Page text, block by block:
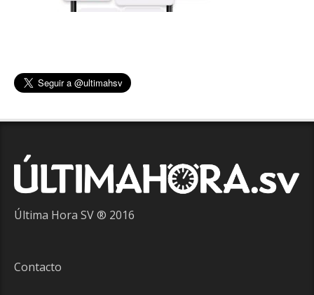
Última Hora SV ® 2016
Contacto